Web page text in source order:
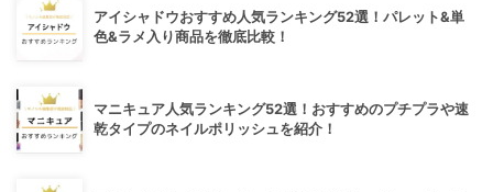
アイシャドウおすすめ人気ランキング52選！パレット&単
色&ラメ入り商品を徹底比較！
マニキュア人気ランキング52選！おすすめのプチプラや速
乾タイプのネイルポリッシュを紹介！